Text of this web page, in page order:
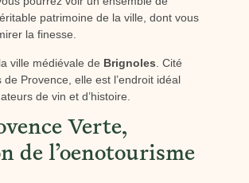
patrimoine de la ville, dont vous
la finesse.
ville médiévale de Brignoles . Cité
de Provence, elle est l’endroit idéal
de vin et d’histoire.
Verte,
de l’oenotourisme